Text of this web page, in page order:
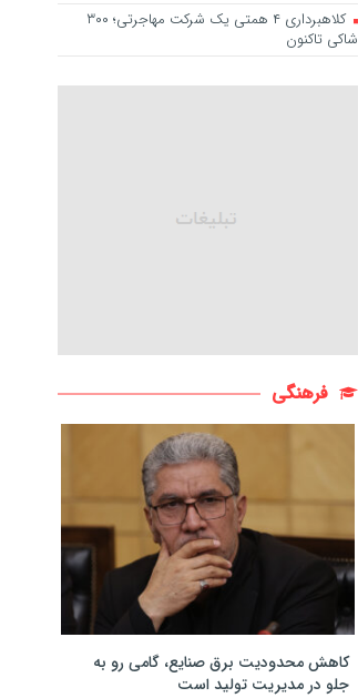
کلاهبرداری ۴ همتی یک شرکت مهاجرتی؛ ۳۰۰
شاکی تاکنون
فرهنگی
کاهش محدودیت برق صنایع، گامی رو به
جلو در مدیریت تولید است